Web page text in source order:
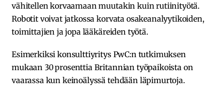
vähitellen korvaamaan muutakin kuin rutiinityötä.
Robotit voivat jatkossa korvata osakeanalyytikoiden,
toimittajien ja jopa lääkäreiden työtä.
Esimerkiksi konsulttiyritys PwC:n tutkimuksen
mukaan 30 prosenttia Britannian työpaikoista on
vaarassa kun keinoälyssä tehdään läpimurtoja.